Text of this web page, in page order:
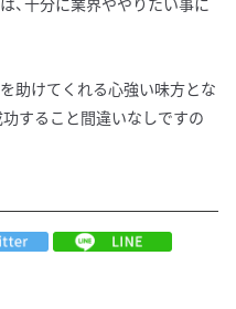
助けてくれる心強い味方とな
すること間違いなしですの